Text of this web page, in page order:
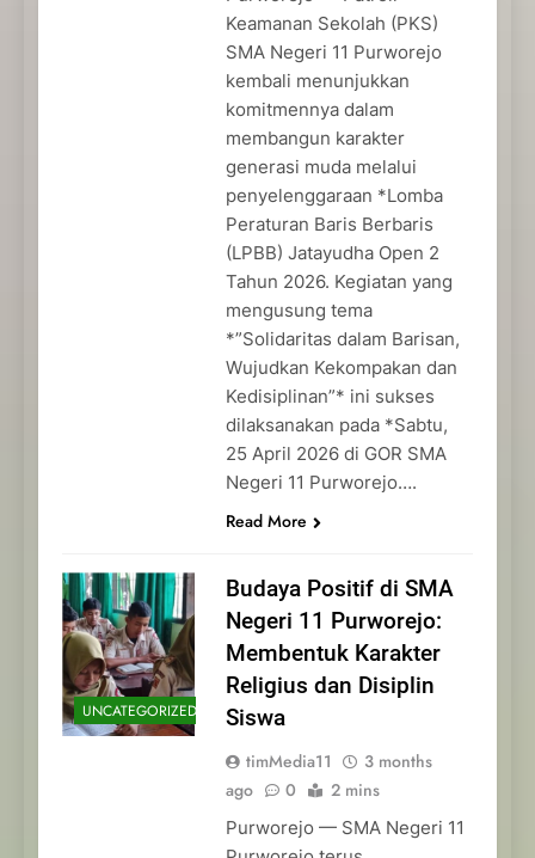
Keamanan Sekolah (PKS)
SMA Negeri 11 Purworejo
kembali menunjukkan
komitmennya dalam
membangun karakter
generasi muda melalui
penyelenggaraan *Lomba
Peraturan Baris Berbaris
(LPBB) Jatayudha Open 2
Tahun 2026. Kegiatan yang
mengusung tema
*”Solidaritas dalam Barisan,
Wujudkan Kekompakan dan
Kedisiplinan”* ini sukses
dilaksanakan pada *Sabtu,
25 April 2026 di GOR SMA
Negeri 11 Purworejo….
Read More
UNCATEGORIZED
Budaya Positif di SMA
Negeri 11 Purworejo:
Membentuk Karakter
Religius dan Disiplin
Siswa
timMedia11
3 months
ago
0 2 mins
Purworejo — SMA Negeri 11